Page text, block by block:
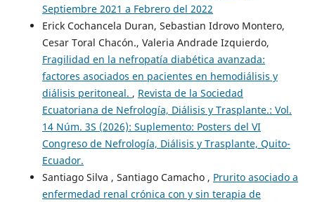
Septiembre 2021 a Febrero del 2022
Erick Cochancela Duran, Sebastian Idrovo Montero,
Cesar Toral Chacón., Valeria Andrade Izquierdo,
Fragilidad en la nefropatía diabética avanzada:
factores asociados en pacientes en hemodiálisis y
diálisis peritoneal. , Revista de la Sociedad
Ecuatoriana de Nefrología, Diálisis y Trasplante.: Vol.
14 Núm. 3S (2026): Suplemento: Posters del VI
Congreso de Nefrología, Diálisis y Trasplante, Quito-
Ecuador.
Santiago Silva , Santiago Camacho , Prurito asociado a
enfermedad renal crónica con y sin terapia de